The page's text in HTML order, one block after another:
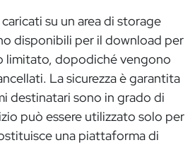
su un area di storage
disponibili per il download per
limitato, dopodiché vengono
La sicurezza è garantita
destinatari sono in grado di
può essere utilizzato solo per
una piattaforma di